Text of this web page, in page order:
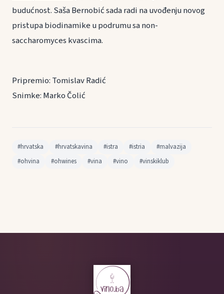
budućnost. Saša Bernobić sada radi na uvođenju novog
pristupa biodinamike u podrumu sa non-
saccharomyces kvascima.
Pripremio: Tomislav Radić
Snimke: Marko Čolić
#hrvatska #hrvatskavina #istra #istria
#malvazija
#ohvina
#ohwines #vina #vino #vinskiklub